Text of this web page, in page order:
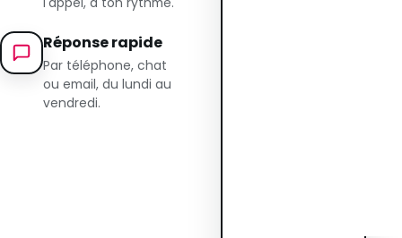
Réponse rapide
Par téléphone, chat
ou email, du lundi au
vendredi.